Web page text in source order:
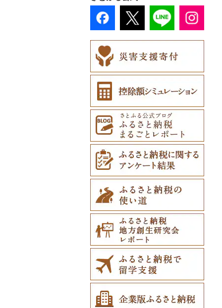
苫前町
当別町
占冠村
上士幌町
七飯町
北見市
登別市
訓子府町
室蘭市
士幌町
倶知安町
天塩町
京極町
新十津川町
蘭越町
幌加内町
古平町
角田市
涌谷町
大江町
米沢市
矢吹町
国見町
喜多方市
会津若松市
大熊町
浅川町
相馬市
中島村
伊達市
川内村
平田村
飯舘村
矢祭町
湯川村
坂東市
小美玉市
大子町
阿見町
那珂市
筑西市
八千代町
古河市
中之条町
桶川市
加須市
八潮市
さいたま市
鴻巣市
嵐山町
越谷市
小川町
滑川町
本庄市
熊谷市
白岡市
ときがわ町
美里町
行田市
深谷市
鴨川市
印西市
船橋市
白井市
成田市
富津市
浦安市
松戸市
柏市
匝瑳市
市川市
市原市
青梅市
国立市
福生市
文京区
大田区
豊島区
西東京市
羽村市
相模原市
座間市
王滝村
千曲市
茅野市
阿智村
小川村
宮田村
飯綱町
栄村
松川町
坂城町
富士見町
塩尻市
諏訪市
松川村
生坂村
南相木村
土岐市
岐阜県（県庁）
多治見市
恵那市
白川町
各務原市
美濃市
揖斐川町
美濃加茂市
北方町
可児市
岐阜市
坂祝町
西伊豆町
清水町
松崎町
磐田市
三島市
静岡県（県庁）
牧之原市
菊川市
長泉町
半田市
あま市
小牧市
長久手市
豊川市
尾張旭市
稲沢市
知立市
大口町
日進市
常滑市
東浦町
高浜市
津島市
美浜町
刈谷市
箕面市
太子町
千早赤阪村
摂津市
島本町
高石市
田尻町
堺市
八尾市
大東市
門真市
大阪市
香美町
芦屋市
川西市
赤穂市
相生市
姫路市
伊丹市
兵庫県（県庁）
加古川市
播磨町
たつの市
野迫川村
葛城市
生駒市
五條市
香芝市
桜井市
橿原市
奈良県（県庁）
天川村
下市町
みなべ町
かつらぎ町
北山村
越知町
安芸市
土佐清水市
佐川町
梼原町
宿毛市
中土佐町
直方市
遠賀町
北九州市
小郡市
福津市
粕屋町
宮若市
小竹町
芦屋町
柳川市
篠栗町
大川市
大牟田市
鞍手町
福岡県（県庁）
吉富町
御船町
山都町
合志市
苓北町
嘉島町
相良村
山鹿市
甲佐町
南小国町
錦町
熊本市
菊陽町
芦北町
氷川町
八代市
玉東町
三股町
都城市
日向市
新富町
綾町
日南市
門川町
宮崎県（県庁）
国富町
高千穂町
西都市
西米良村
延岡市
五ヶ瀬町
高原町
小林市
出水市
いちき串木野市
湧水町
南さつま市
屋久島町
志布志市
奄美市
和泊町
長島町
薩摩川内市
大崎町
曽於市
鹿屋市
天城町
南種子町
知名町
北谷町
宮古島市
座間味村
北中城村
久米島町
南風原町
南城市
北大東村
大宜味村
浦添市
本部町
今帰仁村
与那原町
東村
読谷村
恩納村